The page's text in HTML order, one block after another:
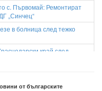
с. Първомай: Ремонтират
„Синчец“
в болница след тежко
край след
от българските